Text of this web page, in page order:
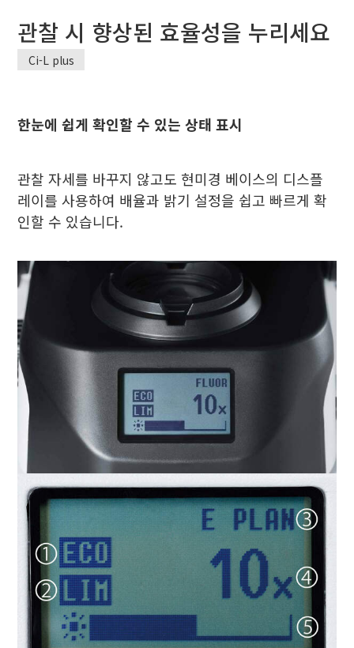
관찰 시 향상된 효율성을 누리세요
Ci-L plus
한눈에 쉽게 확인할 수 있는 상태 표시
관찰 자세를 바꾸지 않고도 현미경 베이스의 디스플
레이를 사용하여 배율과 밝기 설정을 쉽고 빠르게 확
인할 수 있습니다.